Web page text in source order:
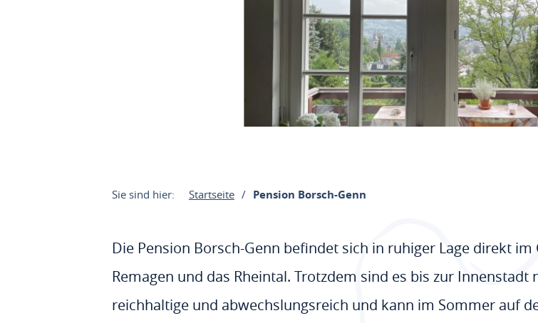
Sie sind hier: Startseite Pension Borsch-Genn
Die Pension Borsch-Genn befindet sich in ruhiger Lage direkt
Remagen und das Rheintal. Trotzdem sind es bis zur
reichhaltige und abwechslungsreich und kann im Sommer auf